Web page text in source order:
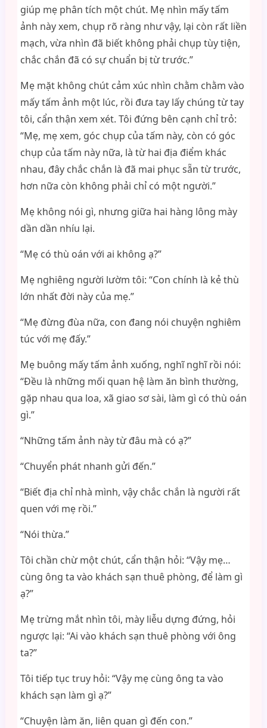
giúp mẹ phân tích một chút. Mẹ nhìn mấy tấm
ảnh này xem, chụp rõ ràng như vậy, lại còn rất liền
mạch, vừa nhìn đã biết không phải chụp tùy tiện,
chắc chắn đã có sự chuẩn bị từ trước.”
Mẹ mặt không chút cảm xúc nhìn chằm chằm vào
mấy tấm ảnh một lúc, rồi đưa tay lấy chúng từ tay
tôi, cẩn thận xem xét. Tôi đứng bên cạnh chỉ trỏ:
“Mẹ, mẹ xem, góc chụp của tấm này, còn có góc
chụp của tấm này nữa, là từ hai địa điểm khác
nhau, đây chắc chắn là đã mai phục sẵn từ trước,
hơn nữa còn không phải chỉ có một người.”
Mẹ không nói gì, nhưng giữa hai hàng lông mày
dần dần nhíu lại.
“Mẹ có thù oán với ai không ạ?”
Mẹ nghiêng người lườm tôi: “Con chính là kẻ thù
lớn nhất đời này của mẹ.”
“Mẹ đừng đùa nữa, con đang nói chuyện nghiêm
túc với mẹ đấy.”
Mẹ buông mấy tấm ảnh xuống, nghĩ nghĩ rồi nói:
“Đều là những mối quan hệ làm ăn bình thường,
gặp nhau qua loa, xã giao sơ sài, làm gì có thù oán
gì.”
“Những tấm ảnh này từ đâu mà có ạ?”
“Chuyển phát nhanh gửi đến.”
“Biết địa chỉ nhà mình, vậy chắc chắn là người rất
quen với mẹ rồi.”
“Nói thừa.”
Tôi chần chừ một chút, cẩn thận hỏi: “Vậy mẹ…
cùng ông ta vào khách sạn thuê phòng, để làm gì
ạ?”
Mẹ trừng mắt nhìn tôi, mày liễu dựng đứng, hỏi
ngược lại: “Ai vào khách sạn thuê phòng với ông
ta?”
Tôi tiếp tục truy hỏi: “Vậy mẹ cùng ông ta vào
khách sạn làm gì ạ?”
“Chuyện làm ăn, liên quan gì đến con.”